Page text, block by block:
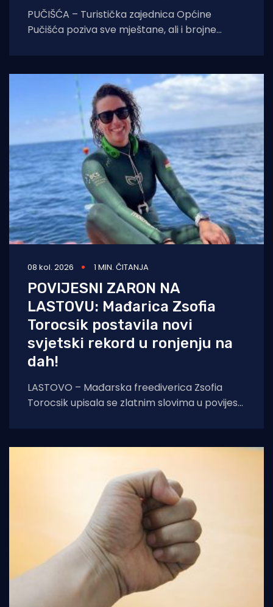
PUČIŠĆA – Turistička zajednica Općine
Pučišća poziva sve mještane, ali i brojne
08 kol. 2026 1 MIN. ČITANJA
POVIJESNI ZARON NA
LASTOVU: Mađarica Zsofia
Torocsik postavila novi
svjetski rekord u ronjenju na
dah!
LASTOVO – Mađarska freediverica Zsofia
Torocsik upisala se zlatnim slovima u povijest